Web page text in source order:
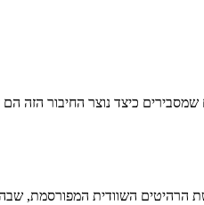
הרהיטים השוודית המפורסמת,